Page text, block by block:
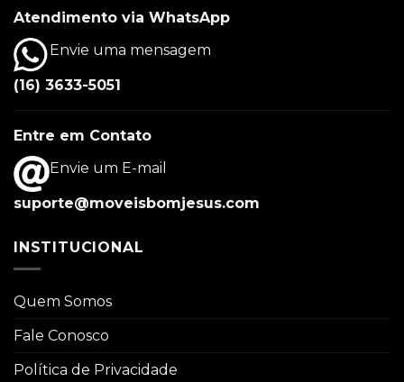
Atendimento via WhatsApp
Envie uma mensagem
(16) 3633-5051
Entre em Contato
Envie um E-mail
suporte@moveisbomjesus.com
INSTITUCIONAL
Quem Somos
Fale Conosco
Política de Privacidade